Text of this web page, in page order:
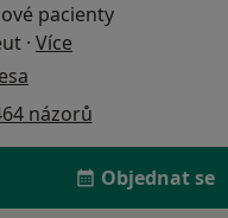
pacienty
· Více
názorů
Objednat se